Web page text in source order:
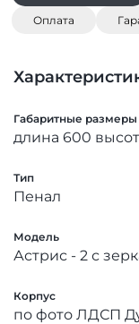
Оплата
Габаритные размеры
длина 600
Тип
Пенал
Модель
Астрис - 2 с
Корпус
по фото ЛДСП